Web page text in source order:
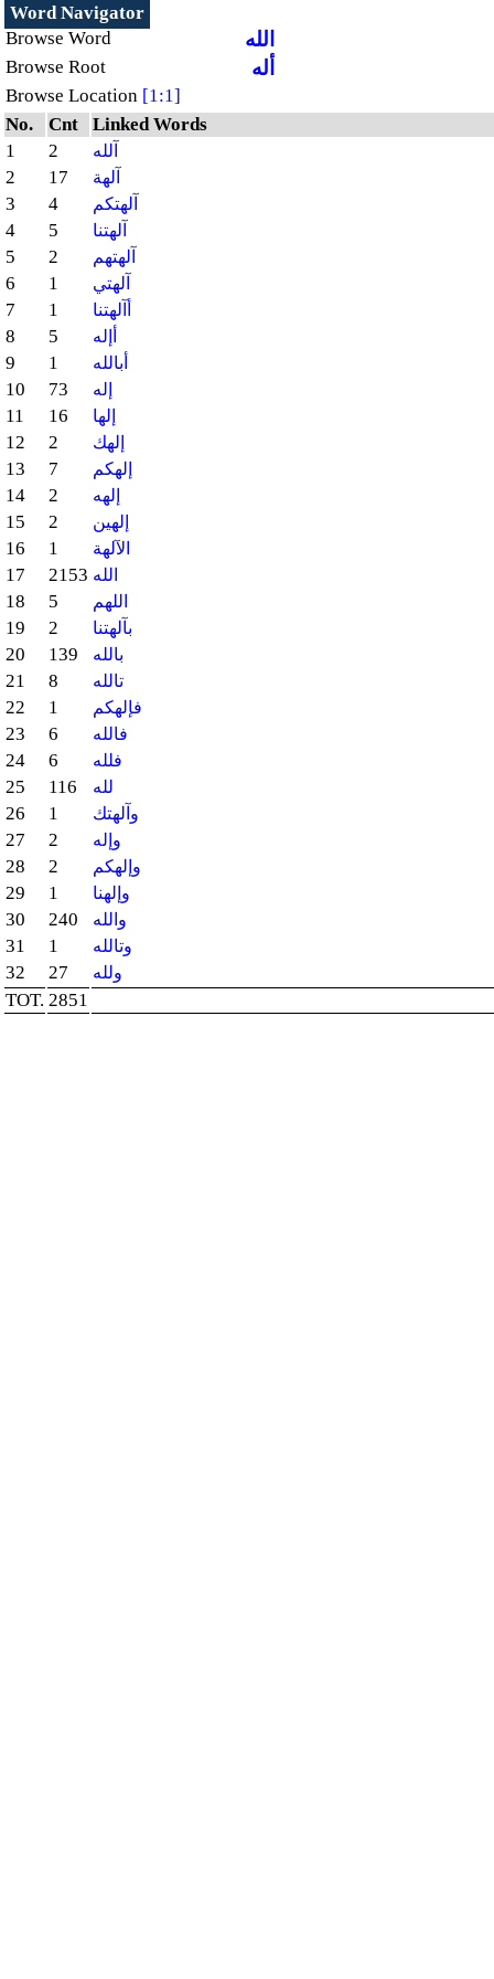
Word Navigator
Browse Word
الله
Browse Root أله
Browse Location [1:1]
No.
Cnt
Linked Words
1
2 آلله
2 17 آلهة
3 4 آلهتكم
4 5 آلهتنا
5 2 آلهتهم
6 1 آلهتي
7 1 أآلهتنا
8 5 أإله
9 1 أبالله
10 73 إله
11 16 إلها
12 2 إلهك
13 7 إلهكم
14 2 إلهه
15 2 إلهين
16 1 الآلهة
17 2153 الله
18 5 اللهم
19 2 بآلهتنا
20 139 بالله
21 8 تالله
22 1 فإلهكم
23 6 فالله
24 6 فلله
25 116 لله
26 1 وآلهتك
27 2 وإله
28 2 وإلهكم
29 1 وإلهنا
30 240 والله
31 1 وتالله
32 27 ولله
TOT. 2851